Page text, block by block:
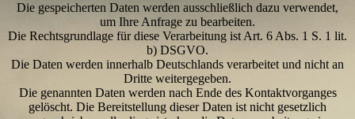
Die gespeicherten Daten werden ausschließlich dazu verwendet,
um Ihre Anfrage zu bearbeiten.
Die Rechtsgrundlage für diese Verarbeitung ist Art. 6 Abs. 1 S. 1 lit.
b) DSGVO.
Die Daten werden innerhalb Deutschlands verarbeitet und nicht an
Dritte weitergegeben.
Die genannten Daten werden nach Ende des Kontaktvorganges
gelöscht. Die Bereitstellung dieser Daten ist nicht gesetzlich